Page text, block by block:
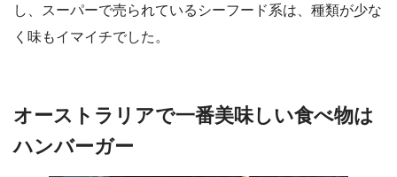
し、スーパーで売られているシーフード系は、種類が少な
く味もイマイチでした。
オーストラリアで一番美味しい食べ物は
ハンバーガー